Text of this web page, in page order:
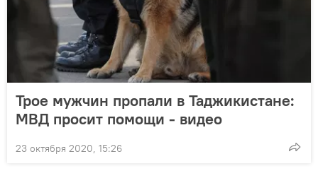
Трое мужчин пропали в Таджикистане:
МВД просит помощи - видео
23 октября 2020, 15:26